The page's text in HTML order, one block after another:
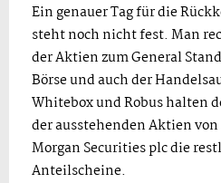
Ein genauer Tag für die
steht noch nicht fest. Man
der Aktien zum General
Börse und auch der
Whitebox und Robus halten
der ausstehenden Aktien von
Morgan Securities plc die
Anteilscheine.